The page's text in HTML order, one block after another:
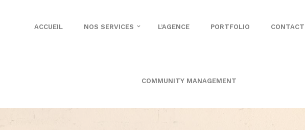
ACCUEIL NOS SERVICES L’AGENCE PORTFOLIO CONTACT
COMMUNITY MANAGEMENT